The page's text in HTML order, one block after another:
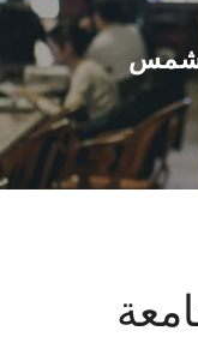
القطاعـات
الشئون الأكاديمية
البحث العلمي
المراكز والوحدات
شمس